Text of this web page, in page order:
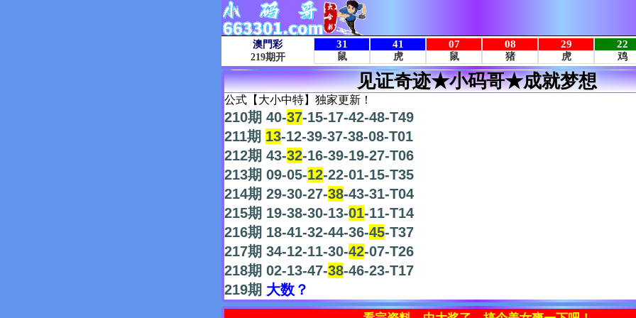
见证奇迹★小码哥★成就梦想
公式【大小中特】独家更新！
210期 40-37-15-17-42-48-T49
211期 13-12-39-37-38-08-T01
212期 43-32-16-39-19-27-T06
213期 09-05-12-22-01-15-T35
214期 29-30-27-38-43-31-T04
215期 19-38-30-13-01-11-T14
216期 18-41-32-44-36-45-T37
217期 34-12-11-30-42-07-T26
218期 02-13-47-38-46-23-T17
219期 大数？